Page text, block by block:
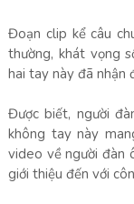
Đoạn clip kể câu
thường, khát vọng
hai tay này đã nhận
Được biết, người
không tay này
video về người đàn
giới thiệu đến với